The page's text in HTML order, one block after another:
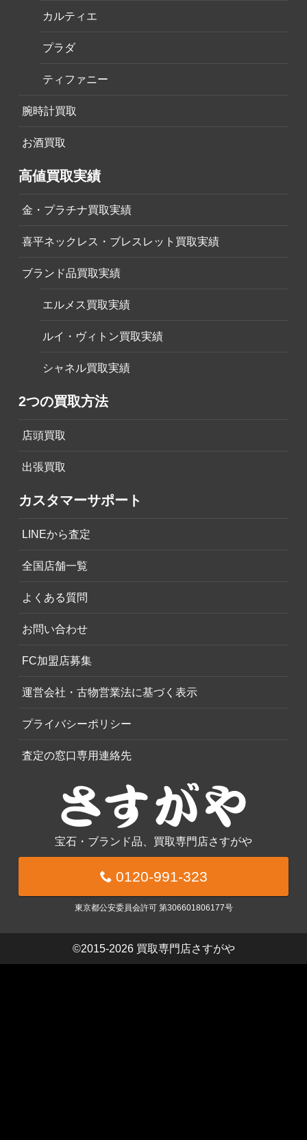
カルティエ
プラダ
ティファニー
腕時計買取
お酒買取
高値買取実績
金・プラチナ買取実績
喜平ネックレス・ブレスレット買取実績
ブランド品買取実績
エルメス買取実績
ルイ・ヴィトン買取実績
シャネル買取実績
2つの買取方法
店頭買取
出張買取
カスタマーサポート
LINEから査定
全国店舗一覧
よくある質問
お問い合わせ
FC加盟店募集
運営会社・古物営業法に基づく表示
プライバシーポリシー
査定の窓口専用連絡先
宝石・ブランド品、買取専門店さすがや
0120-991-323
東京都公安委員会許可 第306601806177号
©2015-2026 買取専門店さすがや